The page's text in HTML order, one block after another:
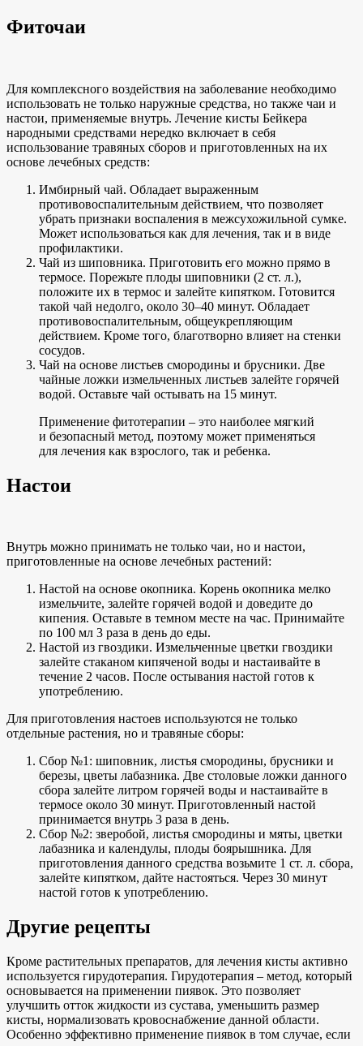
Фиточаи
Для комплексного воздействия на заболевание необходимо
использовать не только наружные средства, но также чаи и
настои, применяемые внутрь. Лечение кисты Бейкера
народными средствами нередко включает в себя
использование травяных сборов и приготовленных на их
основе лечебных средств:
Имбирный чай. Обладает выраженным
противовоспалительным действием, что позволяет
убрать признаки воспаления в межсухожильной сумке.
Может использоваться как для лечения, так и в виде
профилактики.
Чай из шиповника. Приготовить его можно прямо в
термосе. Порежьте плоды шиповники (2 ст. л.),
положите их в термос и залейте кипятком. Готовится
такой чай недолго, около 30–40 минут. Обладает
противовоспалительным, общеукрепляющим
действием. Кроме того, благотворно влияет на стенки
сосудов.
Чай на основе листьев смородины и брусники. Две
чайные ложки измельченных листьев залейте горячей
водой. Оставьте чай остывать на 15 минут.
Применение фитотерапии – это наиболее мягкий
и безопасный метод, поэтому может применяться
для лечения как взрослого, так и ребенка.
Настои
Внутрь можно принимать не только чаи, но и настои,
приготовленные на основе лечебных растений:
Настой на основе окопника. Корень окопника мелко
измельчите, залейте горячей водой и доведите до
кипения. Оставьте в темном месте на час. Принимайте
по 100 мл 3 раза в день до еды.
Настой из гвоздики. Измельченные цветки гвоздики
залейте стаканом кипяченой воды и настаивайте в
течение 2 часов. После остывания настой готов к
употреблению.
Для приготовления настоев используются не только
отдельные растения, но и травяные сборы:
Сбор №1: шиповник, листья смородины, брусники и
березы, цветы лабазника. Две столовые ложки данного
сбора залейте литром горячей воды и настаивайте в
термосе около 30 минут. Приготовленный настой
принимается внутрь 3 раза в день.
Сбор №2: зверобой, листья смородины и мяты, цветки
лабазника и календулы, плоды боярышника. Для
приготовления данного средства возьмите 1 ст. л. сбора,
залейте кипятком, дайте настояться. Через 30 минут
настой готов к употреблению.
Другие рецепты
Кроме растительных препаратов, для лечения кисты активно
используется гирудотерапия. Гирудотерапия – метод, который
основывается на применении пиявок. Это позволяет
улучшить отток жидкости из сустава, уменьшить размер
кисты, нормализовать кровоснабжение данной области.
Особенно эффективно применение пиявок в том случае, если